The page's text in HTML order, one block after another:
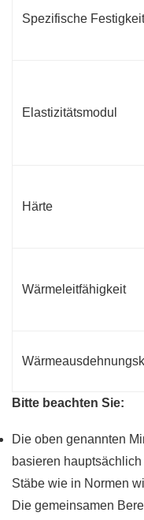
Spezifische Festigkeit
Elastizitätsmodul
Härte
Wärmeleitfähigkeit
Bitte beachten Sie:
Die oben genannten
basieren
Stäbe wie in Normen
Die gemeinsamen